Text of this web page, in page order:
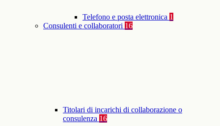
Telefono e posta elettronica 1
Consulenti e collaboratori 16
Titolari di incarichi di collaborazione o
consulenza 16